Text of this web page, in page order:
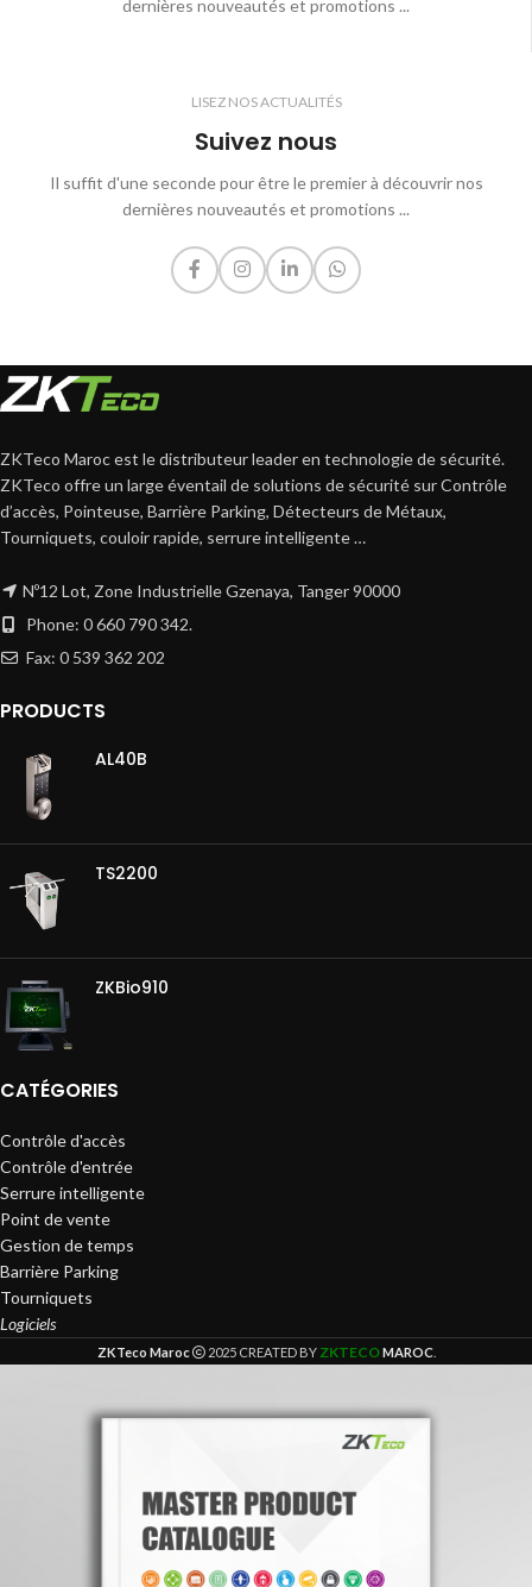
dernières nouveautés et promotions ...
LISEZ NOS ACTUALITÉS
Suivez nous
Il suffit d'une seconde pour être le premier à découvrir nos
dernières nouveautés et promotions ...
ZKTeco Maroc est le distributeur leader en technologie de sécurité.
ZKTeco offre un large éventail de solutions de sécurité sur Contrôle
d’accès, Pointeuse, Barrière Parking, Détecteurs de Métaux,
Tourniquets, couloir rapide, serrure intelligente …
Nº12 Lot, Zone Industrielle Gzenaya, Tanger 90000
Phone: 0 660 790 342.
Fax: 0 539 362 202
PRODUCTS
AL40B
TS2200
ZKBio910
CATÉGORIES
Contrôle d'accès
Contrôle d'entrée
Serrure intelligente
Point de vente
Gestion de temps
Barrière Parking
Tourniquets
Logiciels
ZKTeco Maroc 2025 CREATED BYZKTECOMAROC.